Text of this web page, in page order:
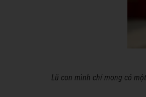
Lũ con mình chỉ mong có